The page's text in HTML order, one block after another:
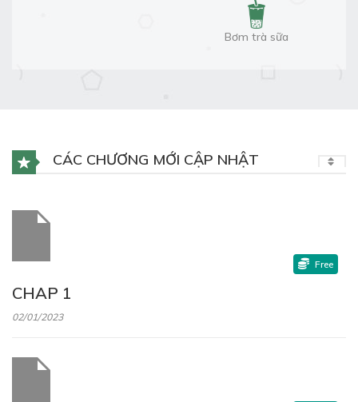
Bơm trà sữa
CÁC CHƯƠNG MỚI CẬP NHẬT
CHAP 1
02/01/2023
Free